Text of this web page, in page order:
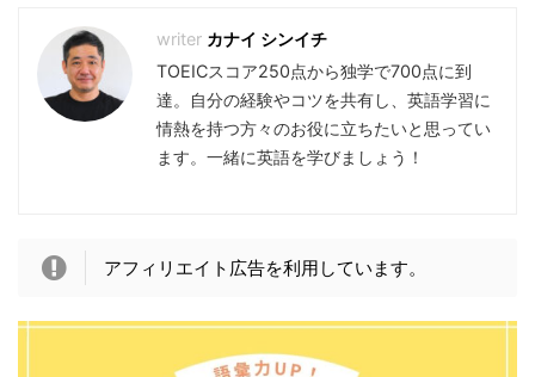
カナイ シンイチ
TOEICスコア250点から独学で700点に到
達。自分の経験やコツを共有し、英語学習に
情熱を持つ方々のお役に立ちたいと思ってい
ます。一緒に英語を学びましょう！
アフィリエイト広告を利用しています。